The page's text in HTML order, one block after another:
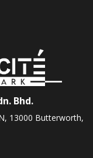
Bhd.
13000 Butterworth,